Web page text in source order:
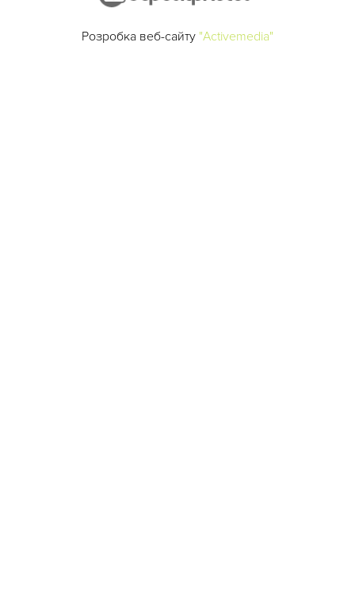
Розробка веб-сайту "Activemedia"